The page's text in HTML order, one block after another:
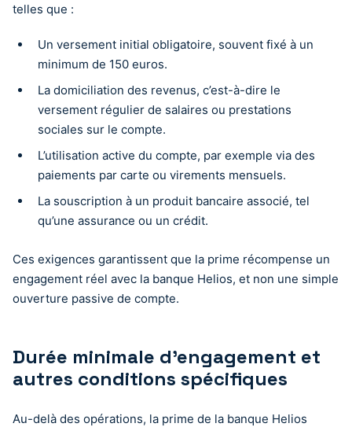
telles que :
Un versement initial obligatoire, souvent fixé à un
minimum de 150 euros.
La domiciliation des revenus, c’est-à-dire le
versement régulier de salaires ou prestations
sociales sur le compte.
L’utilisation active du compte, par exemple via des
paiements par carte ou virements mensuels.
La souscription à un produit bancaire associé, tel
qu’une assurance ou un crédit.
Ces exigences garantissent que la prime récompense un
engagement réel avec la banque Helios, et non une simple
ouverture passive de compte.
Durée minimale d’engagement et
autres conditions spécifiques
Au-delà des opérations, la prime de la banque Helios